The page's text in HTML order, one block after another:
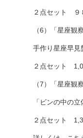
２点セット
（6）「星座観
手作り星座早
２点セット
（7）「星座観
「ビンの中の
２点セット